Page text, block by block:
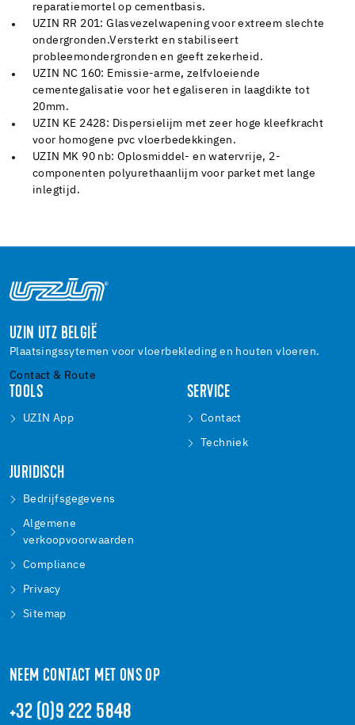
reparatiemortel op cementbasis.
UZIN RR 201: Glasvezelwapening voor extreem slechte
ondergronden.Versterkt en stabiliseert
probleemondergronden en geeft zekerheid.
UZIN NC 160: Emissie-arme, zelfvloeiende
cementegalisatie voor het egaliseren in laagdikte tot
20mm.
UZIN KE 2428: Dispersielijm met zeer hoge kleefkracht
voor homogene pvc vloerbedekkingen.
UZIN MK 90 nb: Oplosmiddel- en watervrije, 2-
componenten polyurethaanlijm voor parket met lange
inlegtijd.
UZIN UTZ BELGIË
Plaatsingssytemen voor vloerbekleding en houten vloeren.
Contact & Route
TOOLS
UZIN App
SERVICE
Contact
Techniek
JURIDISCH
Bedrijfsgegevens
Algemene
verkoopvoorwaarden
Compliance
Privacy
Sitemap
NEEM CONTACT MET ONS OP
+32 (0)9 222 5848